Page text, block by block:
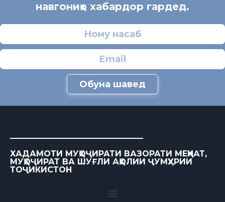
навгониҳо хабардор гардед.
Обуна шавед
ХАДАМОТИ МУҲОҶИРАТИ ВАЗОРАТИ МЕҲНАТ,
МУҲОҶИРАТ ВА ШУҒЛИ АҲОЛИИ ҶУМҲУРИИ
ТОҶИКИСТОН